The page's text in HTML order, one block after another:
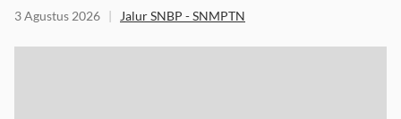
3 Agustus 2026 | Jalur SNBP - SNMPTN